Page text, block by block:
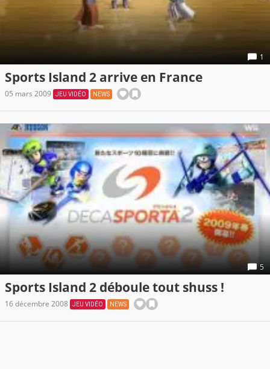
1
Sports Island 2 arrive en France
05 mars 2009 JEU VIDÉO NEWS
5
Sports Island 2 déboule tout shuss !
16 décembre 2008 JEU VIDÉO NEWS